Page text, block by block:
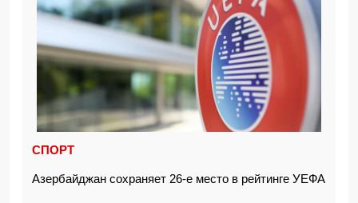
СПОРТ
Азербайджан сохраняет 26-е место в рейтинге УЕФА